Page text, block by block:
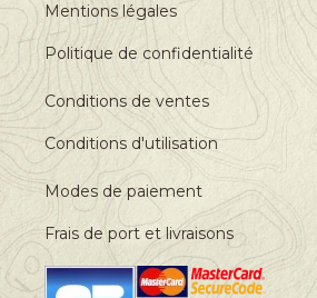
Mentions légales
Politique de confidentialité
Conditions de ventes
Conditions d'utilisation
Modes de paiement
Frais de port et livraisons